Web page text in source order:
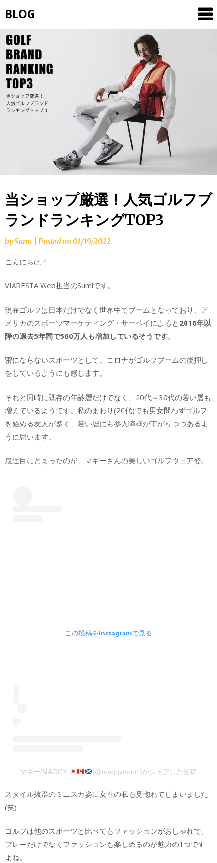
to
content
BLOG
当ショップ厳選！人気ゴルフブ
ランドランキングTOP3
bySumi Posted on01/19/2022
こんにちは！
VIARESTA Web担当のSumiです。
現在ゴルフは日本だけでなく世界中でブームとなっており、ア
メリカのスポーツマーケティング・サーベイによると 2016年以
降の過去5年間で560万人も増加しているそうです。
密にならないスポーツとして、コロナがゴルフブームの後押し
をしているようにも感じます。
それと同時に既存の年齢層だけでなく、20代～30代の若い層も
増えているようです。私のまわり(20代)でも男女問わずゴルフ
を始める友人が多く、若い層にも参入障壁が下がりつつあるよ
うに思います。
最近目にとまったのが、マギーさんの美しいゴルフウェア姿。
この投稿をInstagramで見る
マギー/MAGGY (@maggymoon)がシェアした投稿
スタイル抜群のミニスカ姿に女性の私も見惚れてしまいました
(笑)
ゴルフは他のスポーツと比べてもファッションがおしゃれで、
プレーだけでなくファッションも楽しめるのが魅力の1つです
よね。